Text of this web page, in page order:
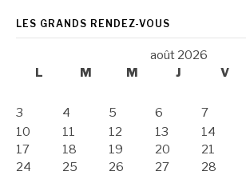
LES GRANDS RENDEZ-VOUS
août 2026
L
M M J V
3
4 5 6 7
10
11 12 13 14
17
18 19 20 21
24
25 26 27 28